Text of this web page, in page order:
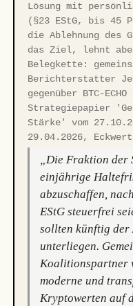
Lösung mit
(§23 EStG, bis 45
die Ablehnung des
das Ziel, lehnt
Belegkette:
Berichterstatter
gegenüber BTC-
Strategiepapier
Stärke' vom
29.04.2026,
„Die Fraktion der
einjährige
abzuschaffen,
EStG steuerfrei
sollten künftig der
unterliegen.
Koalitionspartner
moderne und
Kryptowerten auf